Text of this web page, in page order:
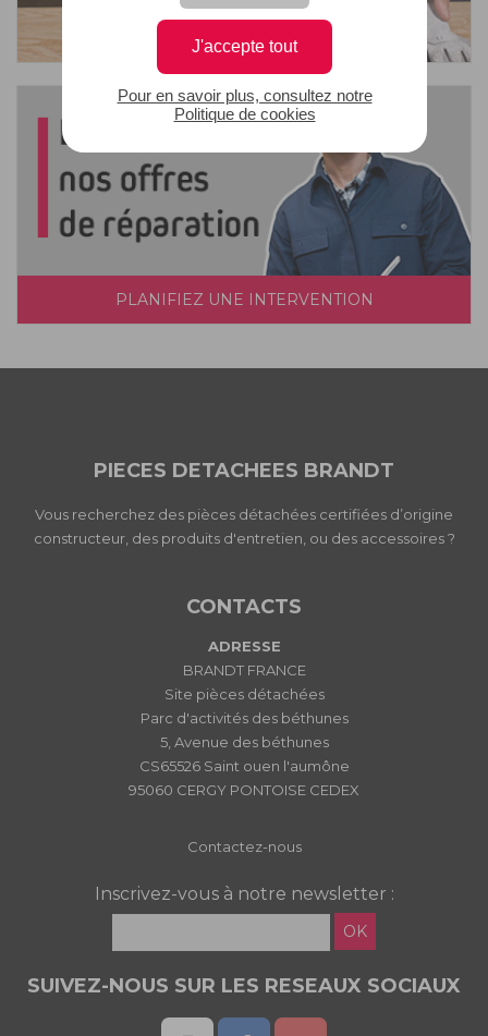
J'accepte tout
Pour en savoir plus, consultez notre
Politique de cookies
PLANIFIEZ UNE INTERVENTION
PIECES DETACHEES BRANDT
Vous recherchez des pièces détachées certifiées d’origine
constructeur, des produits d'entretien, ou des accessoires ?
CONTACTS
ADRESSE
BRANDT FRANCE
Site pièces détachées
Parc d'activités des béthunes
5, Avenue des béthunes
CS65526 Saint ouen l'aumône
95060 CERGY PONTOISE CEDEX
Contactez-nous
Inscrivez-vous à notre newsletter :
OK
SUIVEZ-NOUS SUR LES RESEAUX SOCIAUX